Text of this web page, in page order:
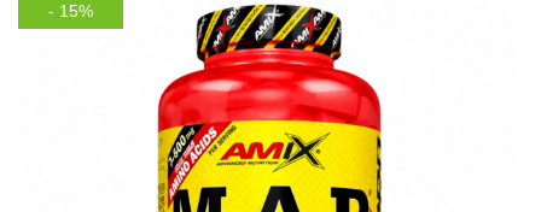
- 15%